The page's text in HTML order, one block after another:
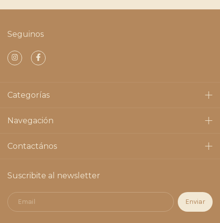
Seguinos
Categorías
Navegación
Contactános
Suscribite al newsletter